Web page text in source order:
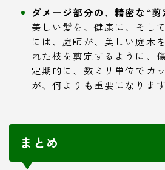
ダメージ部分の、精密な“剪
美しい髪を、健康に、そし
には、庭師が、美しい庭木
れた枝を剪定するように、
定期的に、数ミリ単位でカ
が、何よりも重要になります
まとめ